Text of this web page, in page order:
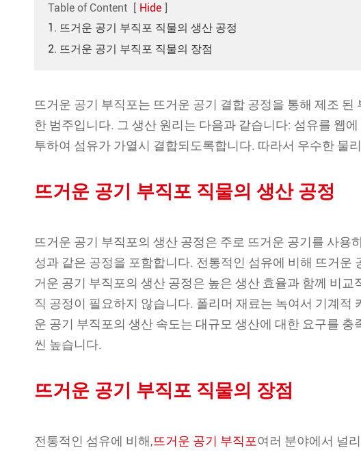
Table of Content [ Hide ]
1. 뜨거운 공기 부직포 직물의 생산 공정
2. 뜨거운 공기 부직포 직물의 장점
뜨거운 공기 부직포는 뜨거운 공기 결합 공정을 통해 제조
한 범주입니다. 그 생산 원리는 다음과 같습니다: 섬유를 웹
투하여 섬유가 가열시 결합되도록합니다. 따라서 우수한 물
뜨거운 공기 부직포 직물의 생산 공정
뜨거운 공기 부직포의 생산 공정은 주로 뜨거운 공기를 사용
성과 같은 공정을 포함합니다. 전통적인 섬유에 비해 뜨거운
거운 공기 부직포의 생산 공정은 높은 생산 효율과 함께 비
직 공정이 필요하지 않습니다. 폴리머 재료는 녹여서 기계적
운 공기 부직포의 생산 속도는 대규모 생산에 대한 요구를
씬 높습니다.
뜨거운 공기 부직포 직물의 장점
전통적인 섬유에 비해,뜨거운 공기 부직포여러 분야에서 널